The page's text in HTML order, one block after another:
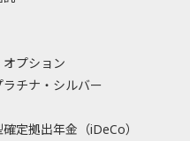
プション
ラチナ・シルバー
定拠出年金（iDeCo）